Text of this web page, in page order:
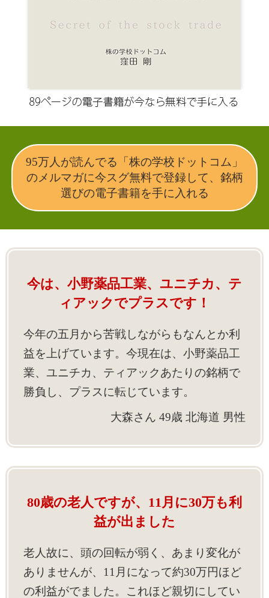
95万人が読んでる「株の学校ドットコム」
のメルマガに今スグ無料で登録して、銘柄
選びの電子書籍を手に入れる
今は、小野薬品工業、ユニチカ、テ
ィアックでプラスです！
今年の五月から苦戦しながらもなんとか利
益を上げています。今現在は、小野薬品工
業、ユニチカ、ティアックあたりの銘柄で
勝負し、プラスに転じています。
大森さん 49歳 北海道 男性
80歳の老人ですが、11月に30万も利
益が出ました
老人故に、頭の回転が弱く、あまり変化が
ありませんが、11月になって約30万円ほど
の利益がでました。これほど親切にしてい